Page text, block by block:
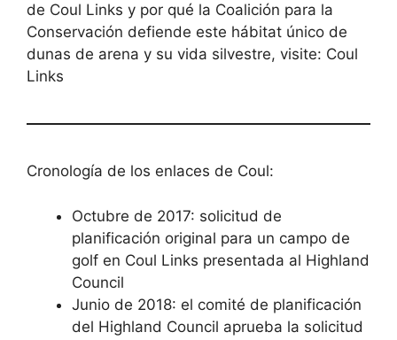
de Coul Links y por qué la Coalición para la
Conservación defiende este hábitat único de
dunas de arena y su vida silvestre, visite: Coul
Links
Cronología de los enlaces de Coul:
Octubre de 2017: solicitud de
planificación original para un campo de
golf en Coul Links presentada al Highland
Council
Junio ​​de 2018: el comité de planificación
del Highland Council aprueba la solicitud